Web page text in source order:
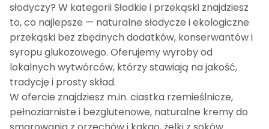
słodyczy? W kategorii Słodkie i przekąski znajdziesz
to, co najlepsze — naturalne słodycze i ekologiczne
przekąski bez zbędnych dodatków, konserwantów i
syropu glukozowego. Oferujemy wyroby od
lokalnych wytwórców, którzy stawiają na jakość,
tradycję i prosty skład.
W ofercie znajdziesz m.in. ciastka rzemieślnicze,
pełnoziarniste i bezglutenowe, naturalne kremy do